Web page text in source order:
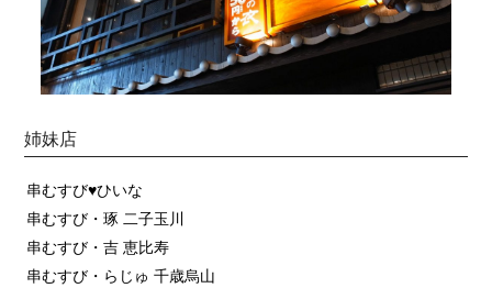
姉妹店
串むすび♥ひいな
串むすび・琢 二子玉川
串むすび・吉 恵比寿
串むすび・らじゅ 千歳烏山